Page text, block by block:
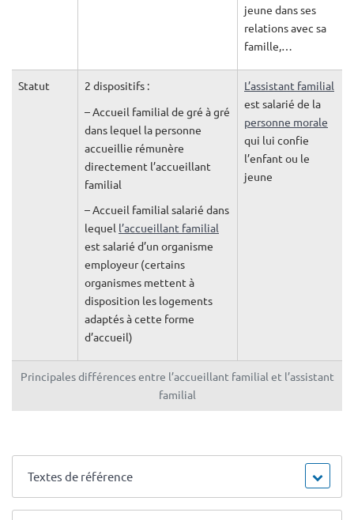
Principales différences entre l’accueillant familial et l’assistant
familial
jeune dans ses
relations avec sa
famille,…
Statut
2 dispositifs :
– Accueil familial de gré à gré
dans lequel la personne
accueillie rémunère
directement l’accueillant
familial
– Accueil familial salarié dans
lequel l’accueillant familial
est salarié d’un organisme
employeur (certains
organismes mettent à
disposition les logements
adaptés à cette forme
d’accueil)
L’assistant familial
est salarié de la
personne morale
qui lui confie
l’enfant ou le
jeune
Textes de référence